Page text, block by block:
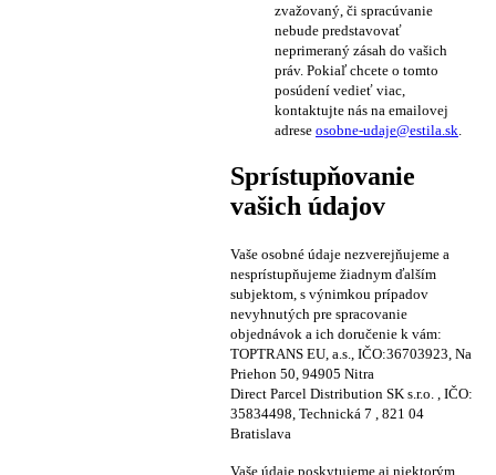
zvažovaný, či spracúvanie
nebude predstavovať
neprimeraný zásah do vašich
práv. Pokiaľ chcete o tomto
posúdení vedieť viac,
kontaktujte nás na emailovej
adrese osobne-udaje@estila.sk
Sprístupňovanie
vašich údajov
Vaše osobné údaje nezverejňujeme a
nesprístupňujeme žiadnym ďalším
subjektom, s výnimkou prípadov
nevyhnutých pre spracovanie
objednávok a ich doručenie k vám:
TOPTRANS EU, a.s., IČO:36703923, Na
Priehon 50, 94905 Nitra
Direct Parcel Distribution SK s.r.o. , IČO:
35834498, Technická 7 , 821 04
Bratislava
Vaše údaje poskytujeme aj niektorým